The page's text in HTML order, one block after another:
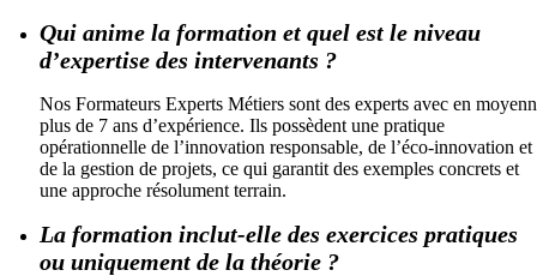
Qui anime la formation et quel est le niveau
d’expertise des intervenants ?
Nos Formateurs Experts Métiers sont des experts avec en
plus de 7 ans d’expérience. Ils possèdent une pratique
opérationnelle de l’innovation responsable, de l’éco-innovation et
de la gestion de projets, ce qui garantit des exemples concrets et
une approche résolument terrain.
La formation inclut-elle des exercices pratiques
ou uniquement de la théorie ?